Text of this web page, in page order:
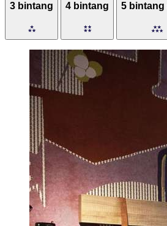
3 bintang 4 bintang 5 bintang